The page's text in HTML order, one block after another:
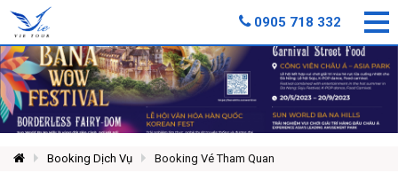
Booking Dịch Vụ Booking Vé Tham Quan
0905 718 332